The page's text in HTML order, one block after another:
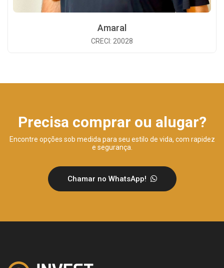
Amaral
CRECI: 20028
Precisa comprar ou alugar?
Encontre opções sob medida para seu estilo de vida, com rapidez
e segurança.
Chamar no WhatsApp!